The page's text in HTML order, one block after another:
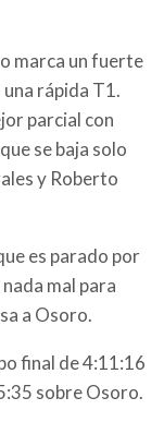
marca un fuerte
rápida T1.
parcial con
se baja solo
y Roberto
es parado por
mal para
a Osoro.
final de 4:11:16
sobre Osoro.